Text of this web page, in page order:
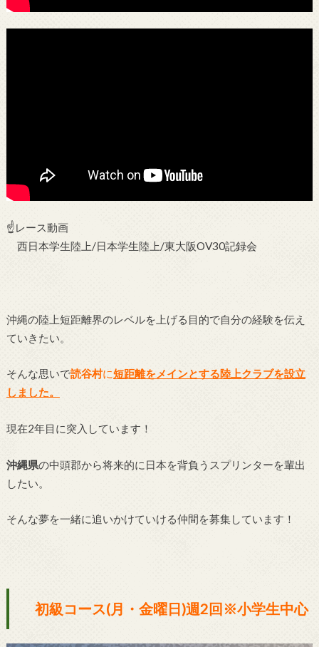
☝レース動画
西日本学生陸上/日本学生陸上/東大阪OV30記録会
沖縄の陸上短距離界のレベルを上げる目的で自分の経験を伝え
ていきたい。
そんな思いで読谷村に短距離をメインとする陸上クラブを設立
しました。
現在2年目に突入しています！
沖縄県の中頭郡から将来的に日本を背負うスプリンターを輩出
したい。
そんな夢を一緒に追いかけていける仲間を募集しています！
初級コース(月・金曜日)週2回※小学生中心